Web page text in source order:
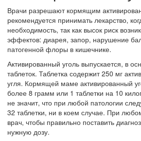
Врачи разрешают кормящим
рекомендуется принимать лекарство,
необходимость, так как высок риск
эффектов: диарея, запор, нарушение
патогенной флоры в кишечнике.
Активированный уголь выпускается, в
таблеток. Таблетка содержит 250 мг
угля. Кормящей маме активированный
более 8 грамм или 1 таблетки на 10
не значит, что при любой патологии
32 таблетки, ни в коем случае. При
врач, чтобы правильно поставить
нужную дозу.